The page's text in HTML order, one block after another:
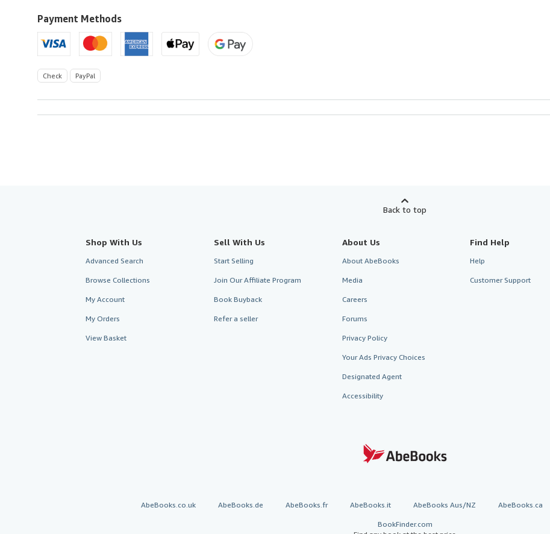
U.S.A.
Payment Methods
Check PayPal
Back to top
Shop With Us
Advanced Search
Browse Collections
My Account
My Orders
View Basket
Sell With Us
Start Selling
Join Our Affiliate Program
Book Buyback
Refer a seller
About Us
About AbeBooks
Media
Careers
Forums
Privacy Policy
Your Ads Privacy Choices
Designated Agent
Accessibility
Find Help
Help
Customer Support
AbeBooks.co.uk AbeBooks.de AbeBooks.fr AbeBooks.it AbeBooks Aus/NZ AbeBooks.ca
BookFinder.com